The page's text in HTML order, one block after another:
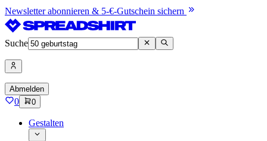
Newsletter abonnieren & 5-€-Gutschein sichern
Suche
Abmelden
0 0
Gestalten